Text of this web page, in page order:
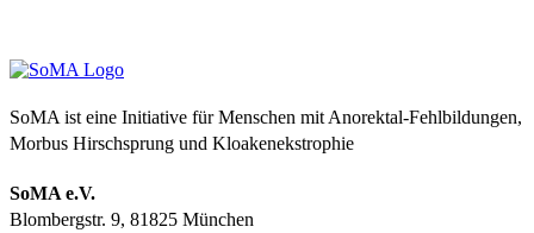
SoMA ist eine Initiative für Menschen mit Anorektal-Fehlbildungen,
Morbus Hirschsprung und Kloakenekstrophie
SoMA e.V.
Blombergstr. 9, 81825 München